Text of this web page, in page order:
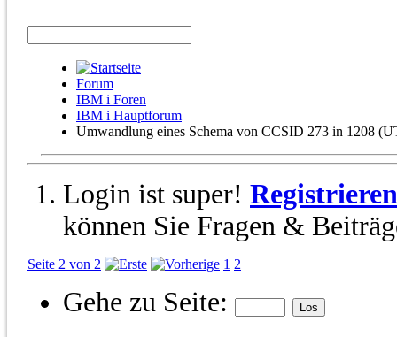
Forum
IBM i Foren
IBM i Hauptforum
Umwandlung eines Schema von CCSID 273 in 1208
Login ist super! Registrieren
können Sie Fragen &
Seite 2 von 2 1 2
Gehe zu Seite: